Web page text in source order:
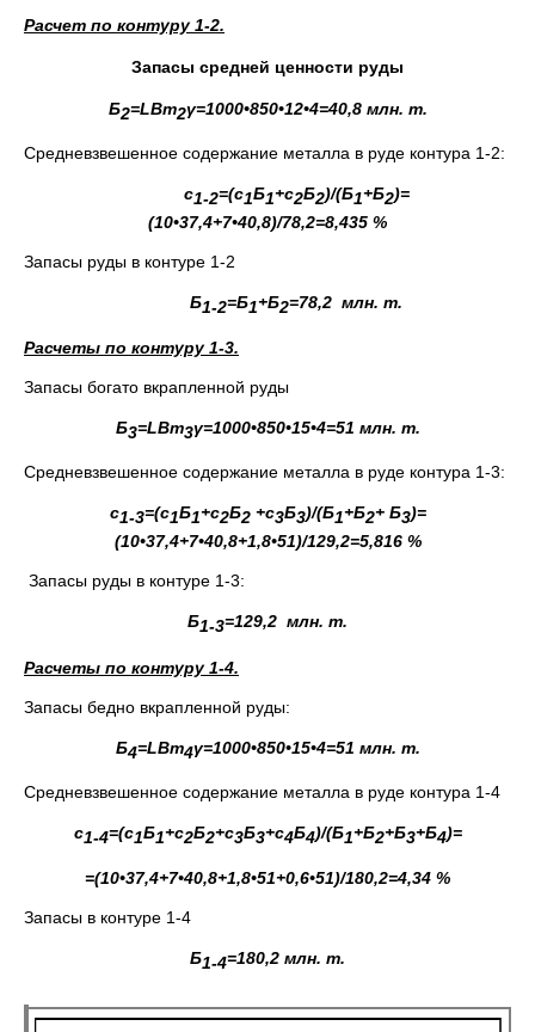
Расчет по контуру 1-2.
Запасы средней ценности руды
Б2=LBm2γ=1000•850•12•4=40,8 млн. т.
Средневзвешенное содержание металла в руде контура 1-2:
с1-2=(с1Б1+с2Б2)/(Б1+Б2)=
(10•37,4+7•40,8)/78,2=8,435 %
Запасы руды в контуре 1-2
Б1-2=Б1+Б2=78,2 млн. т.
Расчеты по контуру 1-3.
Запасы богато вкрапленной руды
Б3=LBm3γ=1000•850•15•4=51 млн. т.
Средневзвешенное содержание металла в руде контура 1-3:
с1-3=(с1Б1+с2Б2 +с3Б3)/(Б1+Б2+ Б3)=
(10•37,4+7•40,8+1,8•51)/129,2=5,816 %
Запасы руды в контуре 1-3:
Б1-3=129,2 млн. т.
Расчеты по контуру 1-4.
Запасы бедно вкрапленной руды:
Б4=LBm4γ=1000•850•15•4=51 млн. т.
Средневзвешенное содержание металла в руде контура 1-4
с1-4=(с1Б1+с2Б2+с3Б3+с4Б4)/(Б1+Б2+Б3+Б4)=
=(10•37,4+7•40,8+1,8•51+0,6•51)/180,2=4,34 %
Запасы в контуре 1-4
Б1-4=180,2 млн. т.